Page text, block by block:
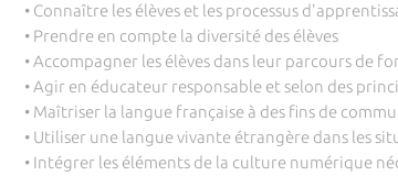
• Connaître les élèves et les processus
• Prendre en compte la diversité des élèves
• Accompagner les élèves dans leur parcours de
• Agir en éducateur responsable et selon des
• Maîtriser la langue française à des fins de
• Utiliser une langue vivante étrangère dans les
• Intégrer les éléments de la culture numérique